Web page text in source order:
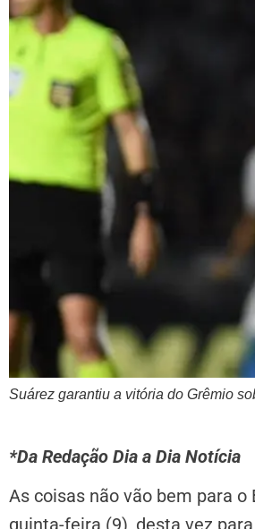
Suárez garantiu a vitória do Grêmio
*Da Redação Dia a Dia Notícia
As coisas não vão bem para
quinta-feira (9), desta vez